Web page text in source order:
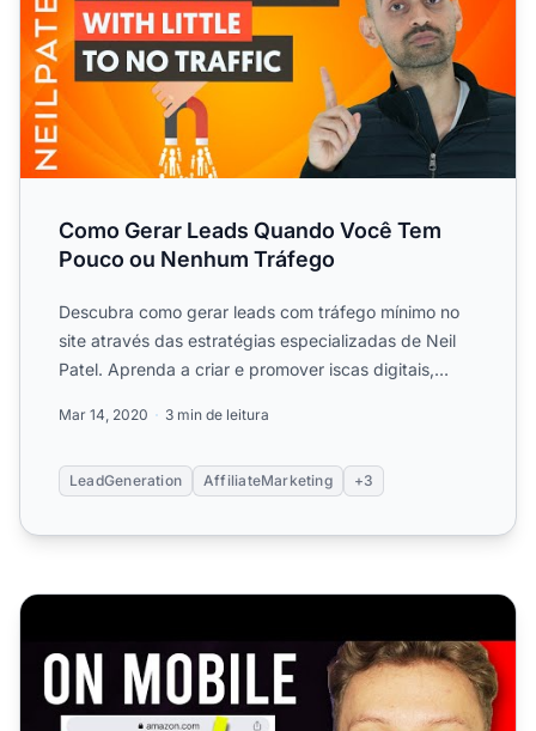
Como Gerar Leads Quando Você Tem
Pouco ou Nenhum Tráfego
Descubra como gerar leads com tráfego mínimo no
site através das estratégias especializadas de Neil
Patel. Aprenda a criar e promover iscas digitais,
Mar 14, 2020 3 min de leitura
LeadGeneration AffiliateMarketing +3
Como Gerar Link de Afiliado da Amazon no Celular